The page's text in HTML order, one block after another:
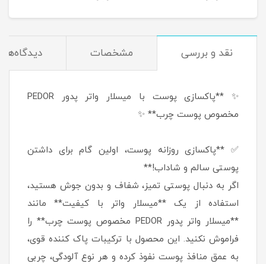
نقد و بررسی مشخصات دیدگاه‌ها
✨ **پاکسازی پوست با میسلار واتر پدور PEDOR
مخصوص پوست چرب** ✨
✅ **پاکسازی روزانه پوست، اولین گام برای داشتن
پوستی سالم و شاداب!**
اگر به دنبال پوستی تمیز، شفاف و بدون جوش هستید،
استفاده از یک **میسلار واتر با کیفیت** مانند
**میسلار واتر پدور PEDOR مخصوص پوست چرب** را
فراموش نکنید. این محصول با ترکیبات پاک کننده قوی،
به عمق منافذ پوست نفوذ کرده و هر نوع آلودگی، چربی